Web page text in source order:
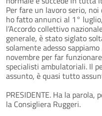
Per fare un lavoro serio,
ho fatto annunci al 1°
l’Accordo collettivo
generale, è stato siglato
solamente adesso
novembre per far
specialisti ambulatoriali. Il
assunto, è quasi tutto
PRESIDENTE. Ha la
la Consigliera Ruggeri.